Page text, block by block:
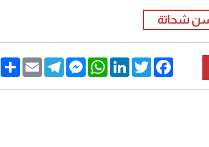
شحاتة
ShareEmail
Telegram
MessengerWhatsAppLinkedInTwitter
Facebook